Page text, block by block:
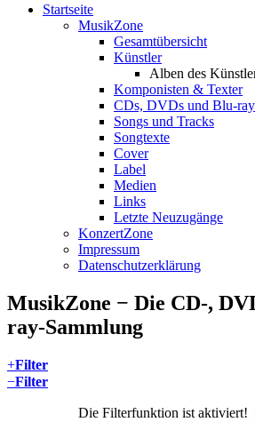
Startseite
MusikZone
Gesamtübersicht
Künstler
Alben des
Komponisten & Texter
CDs, DVDs und Blu-
Songs und Tracks
Songtexte
Cover
Label
Medien
Links
Letzte Neuzugänge
KonzertZone
Impressum
Datenschutzerklärung
MusikZone − Die CD-,
ray-Sammlung
+Filter
−Filter
Die Filterfunktion ist aktiviert!